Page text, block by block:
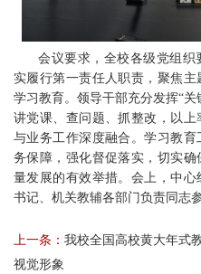
会议要求，全校各级党组织
实履行第一责任人职责，聚焦
学习教育。领导干部充分发挥“关
讲党课、查问题、抓整改，以
与业务工作深度融合。学习教
务保障，强化督促落实，切实
量发展的有效举措。会上，中
书记、机关教辅各部门负责同志
上一条： 我校全国高校黄大年式
视觉形象